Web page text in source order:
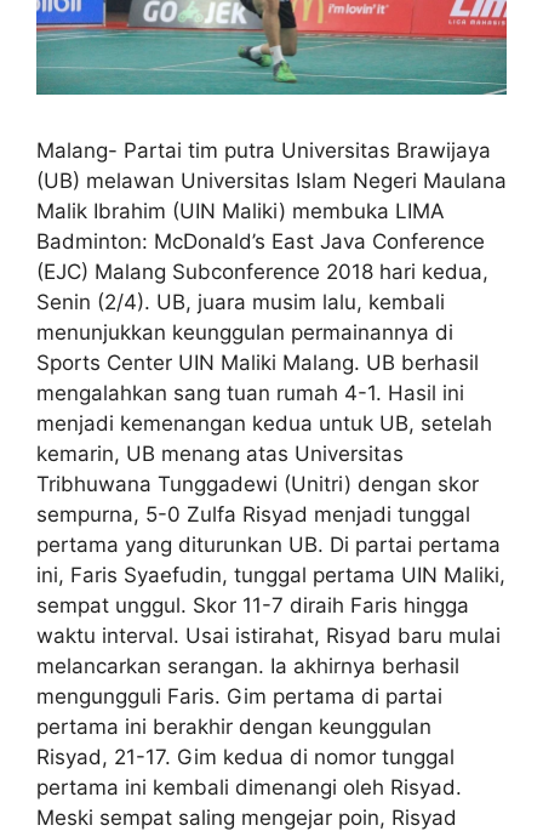
Malang- Partai tim putra Universitas Brawijaya
(UB) melawan Universitas Islam Negeri Maulana
Malik Ibrahim (UIN Maliki) membuka LIMA
Badminton: McDonald’s East Java Conference
(EJC) Malang Subconference 2018 hari kedua,
Senin (2/4). UB, juara musim lalu, kembali
menunjukkan keunggulan permainannya di
Sports Center UIN Maliki Malang. UB berhasil
mengalahkan sang tuan rumah 4-1. Hasil ini
menjadi kemenangan kedua untuk UB, setelah
kemarin, UB menang atas Universitas
Tribhuwana Tunggadewi (Unitri) dengan skor
sempurna, 5-0 Zulfa Risyad menjadi tunggal
pertama yang diturunkan UB. Di partai pertama
ini, Faris Syaefudin, tunggal pertama UIN Maliki,
sempat unggul. Skor 11-7 diraih Faris hingga
waktu interval. Usai istirahat, Risyad baru mulai
melancarkan serangan. Ia akhirnya berhasil
mengungguli Faris. Gim pertama di partai
pertama ini berakhir dengan keunggulan
Risyad, 21-17. Gim kedua di nomor tunggal
pertama ini kembali dimenangi oleh Risyad.
Meski sempat saling mengejar poin, Risyad